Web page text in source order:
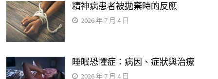
精神病患者被拋棄時的反應
2026 年 7 月 4 日
睡眠恐懼症：病因、症狀與治療
2026 年 7 月 4 日